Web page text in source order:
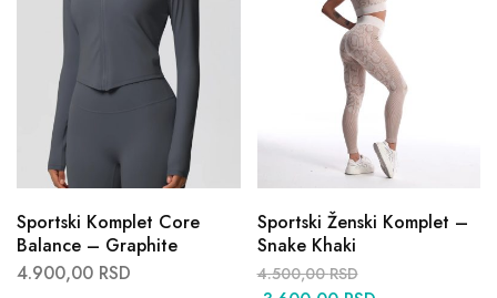
Sportski Komplet Core
Balance – Graphite
4.900,00 RSD
Sportski Ženski Komplet –
Snake Khaki
4.500,00RSD